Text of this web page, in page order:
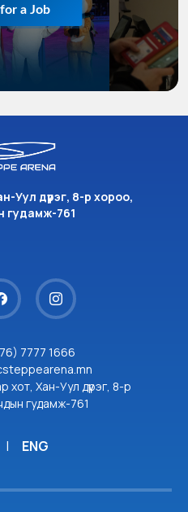
a Job
Уул дүүрэг, 8-р хороо,
гудамж-761
7777 1666
Хан-Уул дүүрэг, 8-р
гудамж-761
| ENG